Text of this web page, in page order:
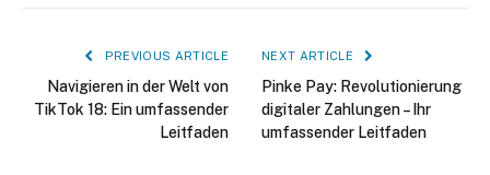
PREVIOUS ARTICLE
Navigieren in der Welt von
TikTok 18: Ein umfassender
Leitfaden
NEXT ARTICLE
Pinke Pay: Revolutionierung
digitaler Zahlungen – Ihr
umfassender Leitfaden